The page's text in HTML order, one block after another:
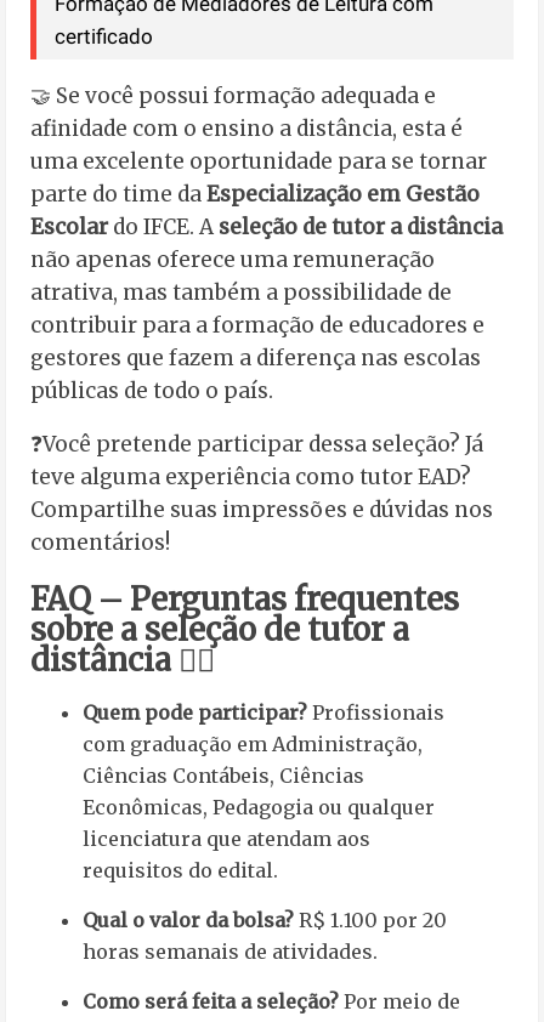
certificado
🤝 Se você possui formação adequada e
afinidade com o ensino a distância, esta é
uma excelente oportunidade para se tornar
parte do time daEspecialização em Gestão
Escolardo IFCE. A seleção de tutor a distância
não apenas oferece uma remuneração
atrativa, mas também a possibilidade de
contribuir para a formação de educadores e
gestores que fazem a diferença nas escolas
públicas de todo o país.
❓Você pretende participar dessa seleção? Já
teve alguma experiência como tutor EAD?
Compartilhe suas impressões e dúvidas nos
comentários!
FAQ – Perguntas frequentes
sobre a seleção de tutor a
distância 🙋‍♀️
Quem pode participar?Profissionais
com graduação em Administração,
Ciências Contábeis, Ciências
Econômicas, Pedagogia ou qualquer
licenciatura que atendam aos
requisitos do edital.
Qual o valor da bolsa?R$ 1.100 por 20
horas semanais de atividades.
Como será feita a seleção?Por meio de